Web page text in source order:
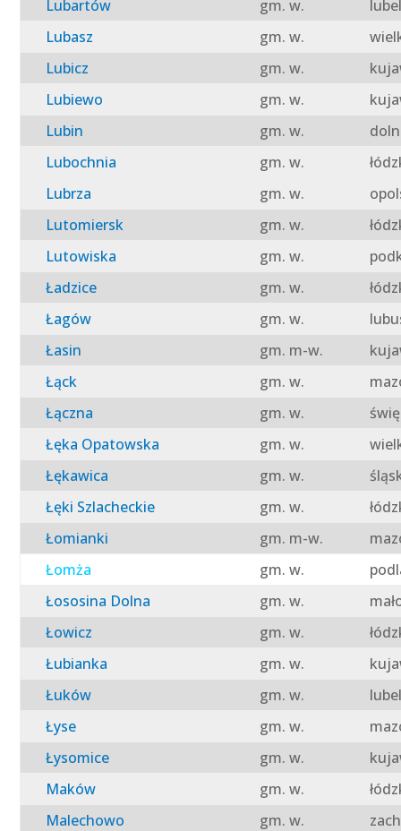
Lubartów gm. w.
Lubasz
gm. w.
Lubicz
gm. w.
Lubiewo
gm. w.
Lubin
gm. w.
Lubochnia
gm. w.
Lubrza
gm. w.
Lutomiersk
gm. w.
Lutowiska
gm. w.
Ładzice
gm. w.
Łagów
gm. w.
Łasin
gm. m-w.
Łąck
gm. w.
Łączna
gm. w.
Łęka Opatowska
gm. w.
Łękawica
gm. w.
Łęki Szlacheckie
gm. w.
Łomianki
gm. m-w.
Łomża
gm. w.
Łososina Dolna
gm. w.
Łowicz
gm. w.
Łubianka
gm. w.
Łuków
gm. w.
Łyse
gm. w.
Łysomice
gm. w.
Maków
gm. w.
Malechowo
gm. w.